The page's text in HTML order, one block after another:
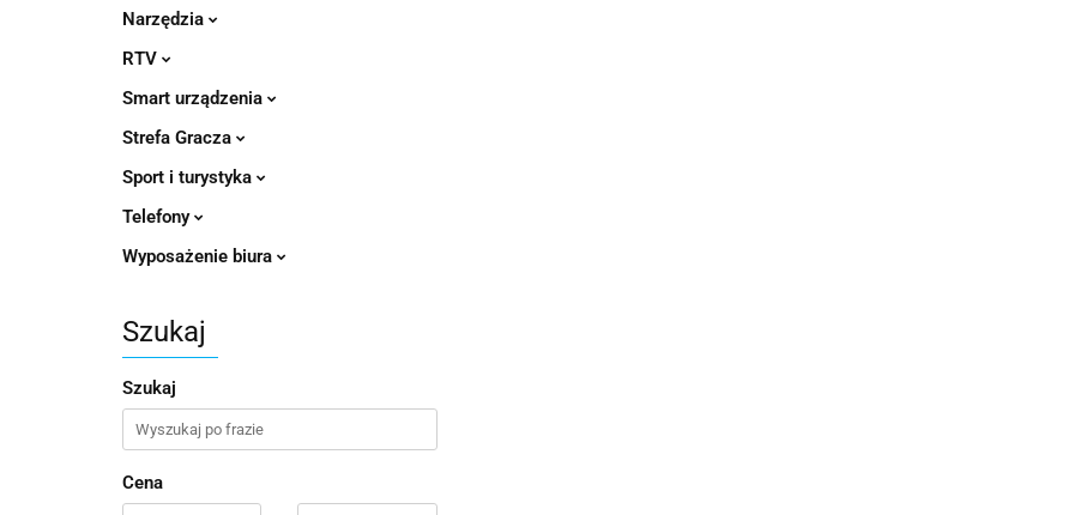
Narzędzia
RTV
Smart urządzenia
Strefa Gracza
Sport i turystyka
Telefony
Wyposażenie biura
Szukaj
Szukaj
Cena